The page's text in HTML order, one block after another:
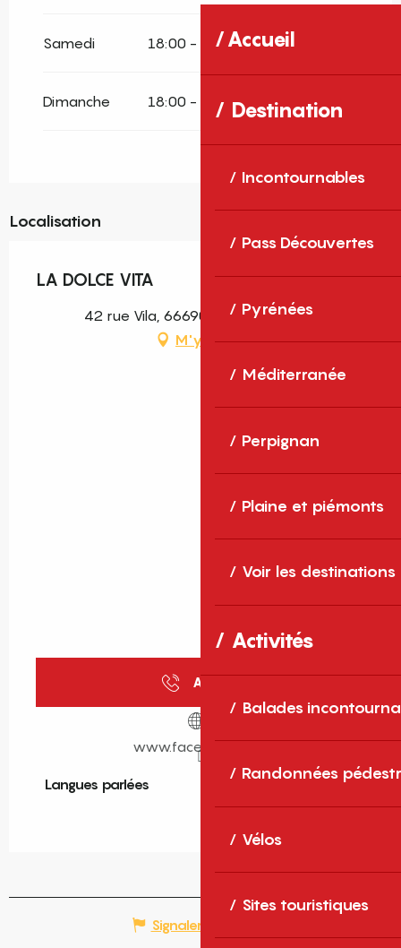
Accueil
Destination
Incontournables
Pass Découvertes
Pyrénées
Méditerranée
Perpignan
Plaine et piémonts
Voir les destinations
Activités
Balades
Randonnées
Vélos
Sites touristiques
Samedi 18:00 - 23:00
Dimanche 18:00 - 23:00
Localisation
LA DOLCE VITA
42 rue Vila, 66690 Palau-del-Vidre
M'y rendre
Appeler
www.facebook.com
Langues parlées
Langues parlées
Signaler une erreur